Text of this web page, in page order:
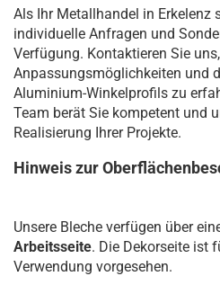
Als Ihr Metallhandel in Erkelenz
individuelle Anfragen und
Verfügung. Kontaktieren Sie
Anpassungsmöglichkeiten und
Aluminium-Winkelprofils zu
Team berät Sie kompetent und
Realisierung Ihrer Projekte.
Hinweis zur
Unsere Bleche verfügen über
Arbeitsseite. Die Dekorseite ist
Verwendung vorgesehen.